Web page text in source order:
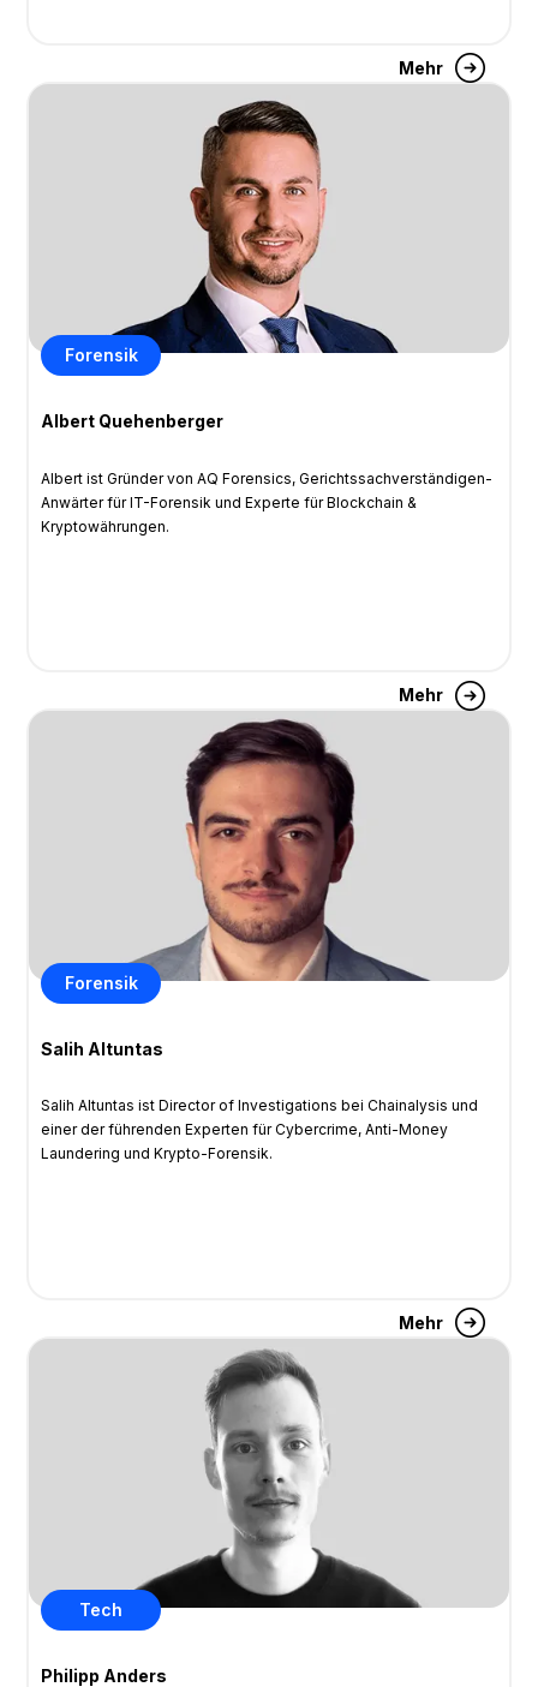
Mehr
Forensik
Albert Quehenberger
Albert ist Gründer von AQ Forensics, Gerichtssachverständigen-
Anwärter für IT-Forensik und Experte für Blockchain &
Kryptowährungen.
Mehr
Forensik
Salih Altuntas
Salih Altuntas ist Director of Investigations bei Chainalysis und
einer der führenden Experten für Cybercrime, Anti-Money
Laundering und Krypto-Forensik.
Mehr
Tech
Philipp Anders